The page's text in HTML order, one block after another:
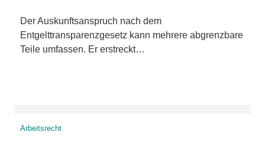
Der Auskunftsanspruch nach dem
Entgelttransparenzgesetz kann mehrere abgrenzbare
Teile umfassen. Er erstreckt…
Arbeitsrecht